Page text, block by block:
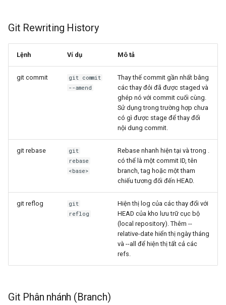
Git Rewriting History
Lệnh Ví dụ Mô tả
git commit
git commit
--amend
Thay thế commit gần nhất bằng
các thay đỏi đã được staged và
ghép nó với commit cuối cùng.
Sử dụng trong trường hợp chưa
có gì được stage để thay đổi
nội dung commit.
git rebase
git
rebase
<base>
Rebase nhanh hiện tại và trong
có thể là một commit ID, tên
branch, tag hoặc một tham
chiếu tương đối đến HEAD.
git reflog
git
reflog
Hiện thị log của các thay đổi với
HEAD của kho lưu trữ cục bộ
(local repository). Thêm --
relative-date hiển thị ngày tháng
và --all để hiện thị tất cả các
refs.
Git Phân nhánh (Branch)